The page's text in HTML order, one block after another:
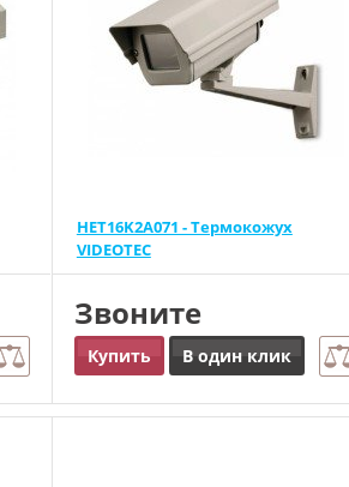
HET16K2A071 - Термокожух
VIDEOTEC
Звоните
Купить В один клик